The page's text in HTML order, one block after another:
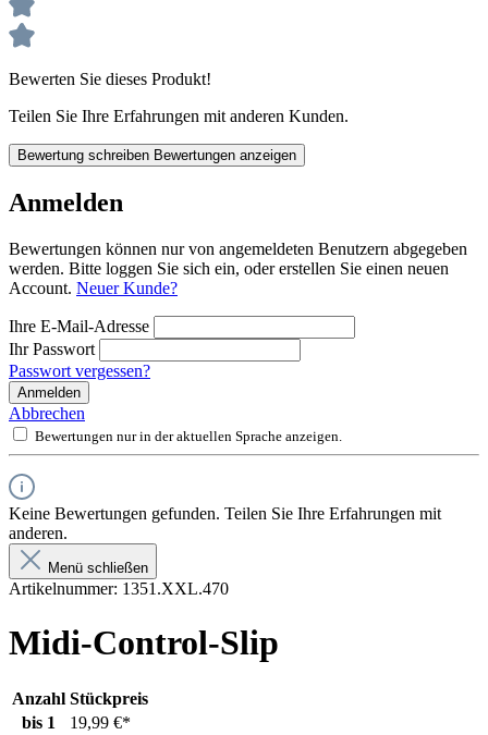
Bewerten Sie dieses Produkt!
Teilen Sie Ihre Erfahrungen mit anderen Kunden.
Bewertung schreiben Bewertungen anzeigen
Anmelden
Bewertungen können nur von angemeldeten Benutzern abgegeben
werden. Bitte loggen Sie sich ein, oder erstellen Sie einen neuen
Account. Neuer Kunde?
Ihre E-Mail-Adresse
Ihr Passwort
Passwort vergessen?
Anmelden
Abbrechen
Bewertungen nur in der aktuellen Sprache anzeigen.
Keine Bewertungen gefunden. Teilen Sie Ihre Erfahrungen mit
anderen.
Menü schließen
Artikelnummer: 1351.XXL.470
Midi-Control-Slip
Anzahl Stückpreis
bis 1 19,99 €*